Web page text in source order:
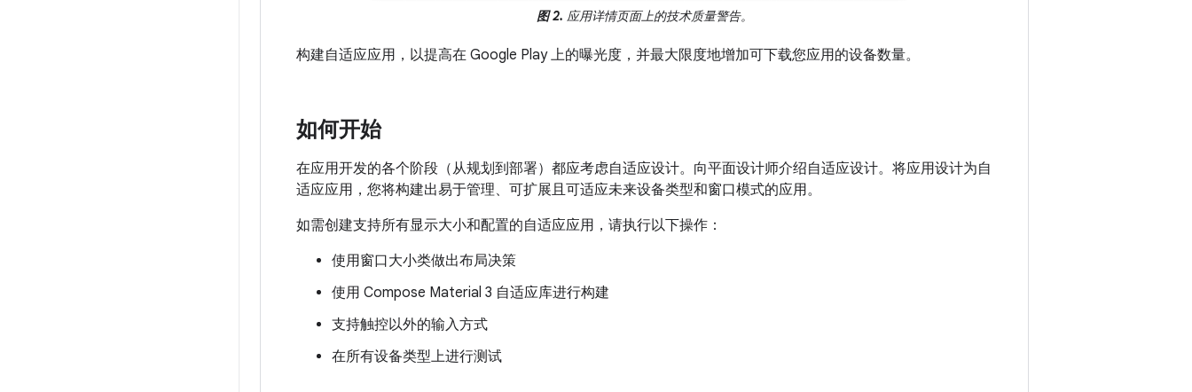
图 2. 应用详情页面上的技术质量警告。
构建自适应应用，以提高在 Google Play 上的曝光度，并最大限度地增加可下载您应用的设备数量。
如何开始
在应用开发的各个阶段（从规划到部署）都应考虑自适应设计。向平面设计师介绍自适应设计。将应用设计为自
适应应用，您将构建出易于管理、可扩展且可适应未来设备类型和窗口模式的应用。
如需创建支持所有显示大小和配置的自适应应用，请执行以下操作：
使用窗口大小类做出布局决策
使用 Compose Material 3 自适应库进行构建
支持触控以外的输入方式
在所有设备类型上进行测试